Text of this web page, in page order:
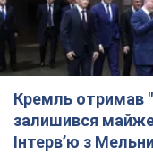
Кремль отримав
залишився майже
Інтерв’ю з